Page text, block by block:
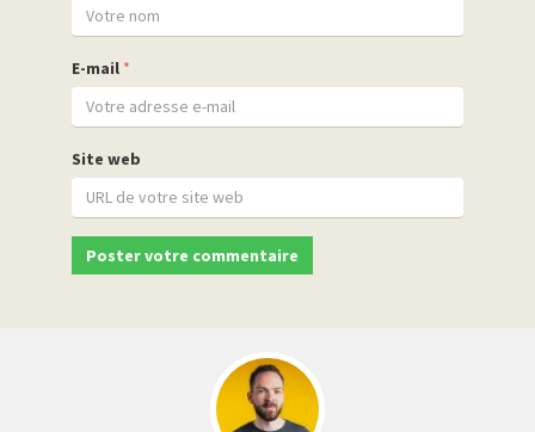
E-mail *
Site web